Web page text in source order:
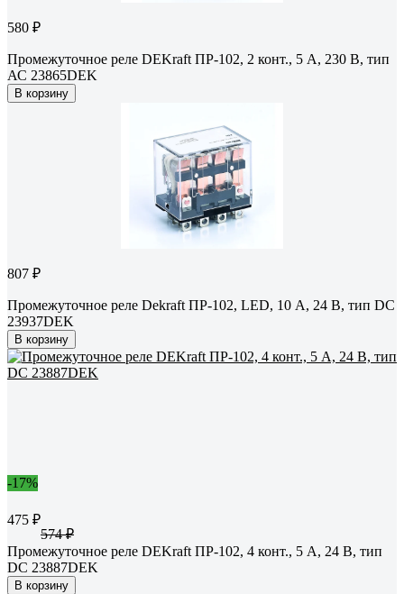
580 ₽
Промежуточное реле DEKraft ПР-102, 2 конт., 5 А, 230 В, тип
АС 23865DEK
В корзину
807 ₽
Промежуточное реле Dekraft ПР-102, LED, 10 А, 24 В, тип DC
23937DEK
В корзину
-17%
475 ₽
574 ₽
Промежуточное реле DEKraft ПР-102, 4 конт., 5 А, 24 В, тип
DC 23887DEK
В корзину